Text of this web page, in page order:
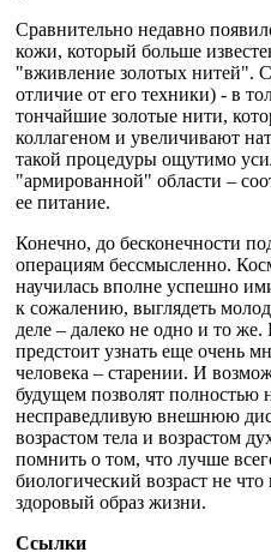
Сравнительно недавно
кожи, который больше
"вживление золотых нитей".
отличие от его техники) - в
тончайшие золотые нити,
коллагеном и увеличивают
такой процедуры ощутимо
"армированной" области –
ее питание.
Конечно, до бесконечности
операциям бессмысленно.
научилась вполне успешно
к сожалению, выглядеть
деле – далеко не одно и то
предстоит узнать еще очень
человека – старении. И
будущем позволят полностью
несправедливую внешнюю
возрастом тела и возрастом
помнить о том, что лучше
биологический возраст не
здоровый образ жизни.
Ссылки